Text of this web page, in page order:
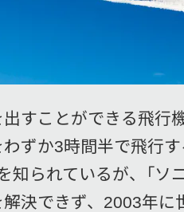
すことができる飛行
ずか3時間半で飛行す
知られているが、「ソ
決できず、2003年に